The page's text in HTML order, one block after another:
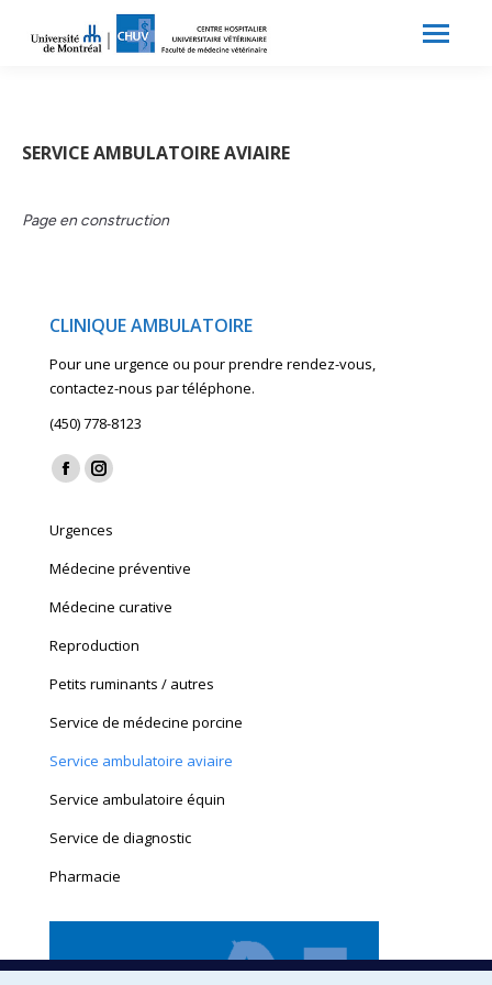
SERVICE AMBULATOIRE AVIAIRE
Page en construction
CLINIQUE AMBULATOIRE
Pour une urgence ou pour prendre rendez-vous,
contactez-nous par téléphone.
(450) 778-8123
Find us on:
Facebook
opens
in
Instagram
opens
in
Urgences
Médecine préventive
Médecine curative
Reproduction
Petits ruminants / autres
Service de médecine porcine
Service ambulatoire aviaire
Service ambulatoire équin
Service de diagnostic
Pharmacie